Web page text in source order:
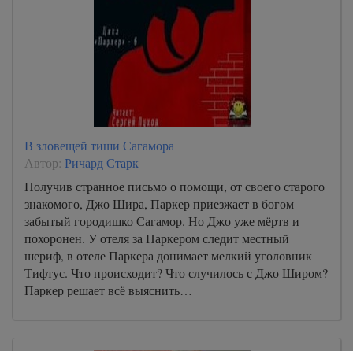
В зловещей тиши Сагамора
Автор: Ричард Старк
Получив странное письмо о помощи, от своего старого
знакомого, Джо Шира, Паркер приезжает в богом
забытый городишко Сагамор. Но Джо уже мёртв и
похоронен. У отеля за Паркером следит местный
шериф, в отеле Паркера донимает мелкий уголовник
Тифтус. Что происходит? Что случилось с Джо Широм?
Паркер решает всё выяснить…